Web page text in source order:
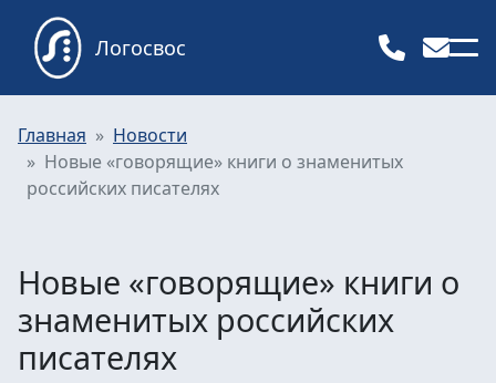
Логосвос
Главная
Новости
Новые «говорящие» книги о знаменитых
российских писателях
Новые «говорящие» книги о
знаменитых российских
писателях